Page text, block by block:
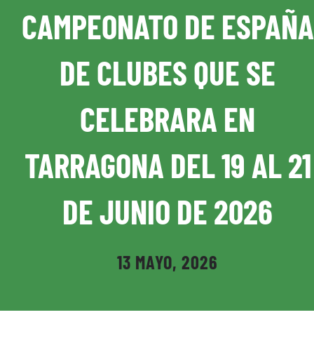
Documentos
Calendario
Disciplinas asociadas
Revista RFEK
Buscar:
Tienda
CAMPEONATO DE ESPAÑA
DE CLUBES QUE SE
CELEBRARA EN
TARRAGONA DEL 19 AL 21
DE JUNIO DE 2026
13 MAYO, 2026